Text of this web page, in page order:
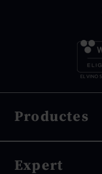
Productes
Vi blanc
Expert